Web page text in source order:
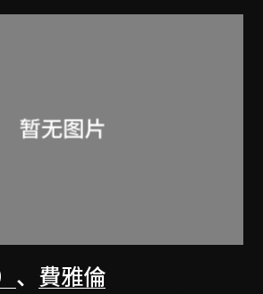
、 費雅倫